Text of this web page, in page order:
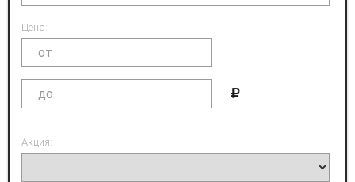
Цена:
Акция: